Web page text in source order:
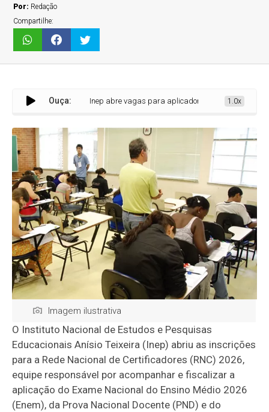
Por: Redação
Compartilhe:
Ouça:
Inep abre vagas para aplicadores do Enem 2026 com1.0x
Imagem ilustrativa
O Instituto Nacional de Estudos e Pesquisas
Educacionais Anísio Teixeira (Inep) abriu as inscrições
para a Rede Nacional de Certificadores (RNC) 2026,
equipe responsável por acompanhar e fiscalizar a
aplicação do Exame Nacional do Ensino Médio 2026
(Enem), da Prova Nacional Docente (PND) e do